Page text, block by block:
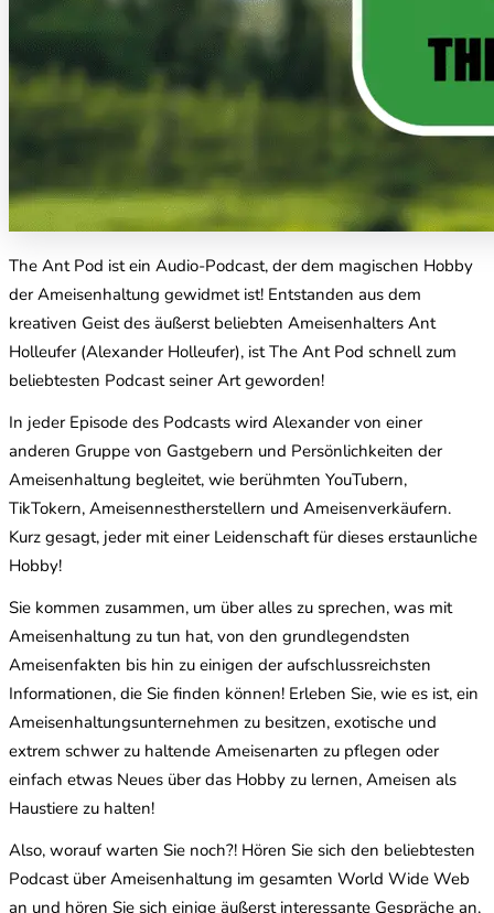
The Ant Pod ist ein Audio-Podcast, der dem magischen Hobby
der Ameisenhaltung gewidmet ist! Entstanden aus dem
kreativen Geist des äußerst beliebten Ameisenhalters Ant
Holleufer (Alexander Holleufer), ist The Ant Pod schnell zum
beliebtesten Podcast seiner Art geworden!
In jeder Episode des Podcasts wird Alexander von einer
anderen Gruppe von Gastgebern und Persönlichkeiten der
Ameisenhaltung begleitet, wie berühmten YouTubern,
TikTokern, Ameisennestherstellern und Ameisenverkäufern.
Kurz gesagt, jeder mit einer Leidenschaft für dieses erstaunliche
Hobby!
Sie kommen zusammen, um über alles zu sprechen, was mit
Ameisenhaltung zu tun hat, von den grundlegendsten
Ameisenfakten bis hin zu einigen der aufschlussreichsten
Informationen, die Sie finden können! Erleben Sie, wie es ist, ein
Ameisenhaltungsunternehmen zu besitzen, exotische und
extrem schwer zu haltende Ameisenarten zu pflegen oder
einfach etwas Neues über das Hobby zu lernen, Ameisen als
Haustiere zu halten!
Also, worauf warten Sie noch?! Hören Sie sich den beliebtesten
Podcast über Ameisenhaltung im gesamten World Wide Web
an und hören Sie sich einige äußerst interessante Gespräche an,